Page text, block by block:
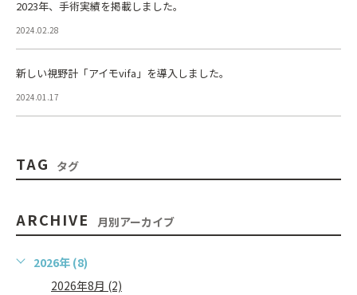
2023年、手術実績を掲載しました。
2024.02.28
新しい視野計「アイモvifa」を導入しました。
2024.01.17
TAG タグ
ARCHIVE 月別アーカイブ
2026年 (8)
2026年8月 (2)